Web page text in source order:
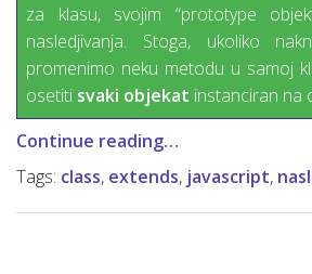
za klasu, svojim “prototype
nasledjivanja. Stoga, ukoliko
promenimo neku metodu u samoj
osetiti svaki objekat instanciran na
Continue reading…
Tags: class, extends, javascript,